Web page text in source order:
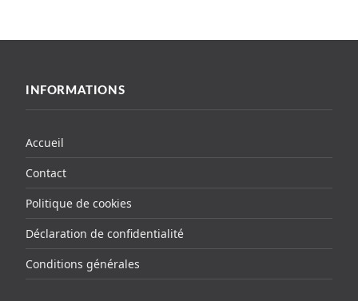
INFORMATIONS
Accueil
Contact
Politique de cookies
Déclaration de confidentialité
Conditions générales